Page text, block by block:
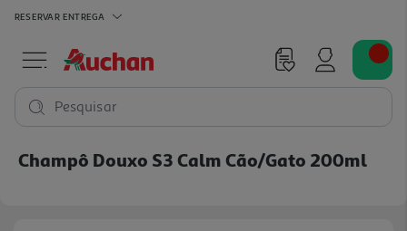
RESERVAR ENTREGA
Pesquisar
Champô Douxo S3 Calm Cão/gato 200ml